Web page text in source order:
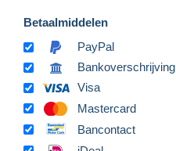
Betaalmiddelen
PayPal
Bankoverschrijving
Visa
Mastercard
Bancontact